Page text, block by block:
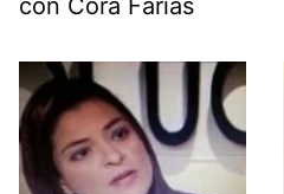
con Cora Farias